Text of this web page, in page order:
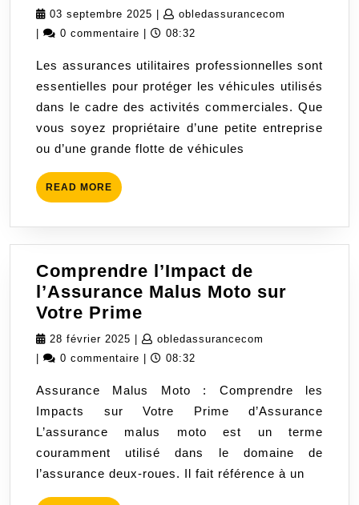
Utilitaire
Protégez
Vos
Véhicules
03 septembre 2025 03
septembre
obledassurancecom
0 commentaire 08:32
Les assurances utilitaires professionnelles sont
essentielles pour protéger les véhicules utilisés
dans le cadre des activités commerciales. Que
vous soyez propriétaire d’une petite entreprise
ou d’une grande flotte de véhicules
READ MORE READ
MORE
Comprendre l’Impact de
l’Assurance Malus Moto sur
Votre Prime
l’Impact
de
Malus
Moto
sur
Votre
Prime
28 février 2025 28
février
obledassurancecom
0 commentaire 08:32
Assurance Malus Moto : Comprendre les
Impacts sur Votre Prime d’Assurance
L’assurance malus moto est un terme
couramment utilisé dans le domaine de
l’assurance deux-roues. Il fait référence à un